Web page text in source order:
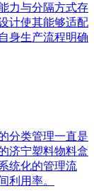
力与分隔方式存
计使其能够适配
身生产流程明确
分类管理一直是
济宁塑料物料盒
统化的管理流
利用率。